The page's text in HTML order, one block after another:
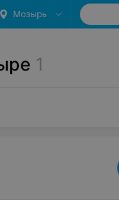
Мозырь
1